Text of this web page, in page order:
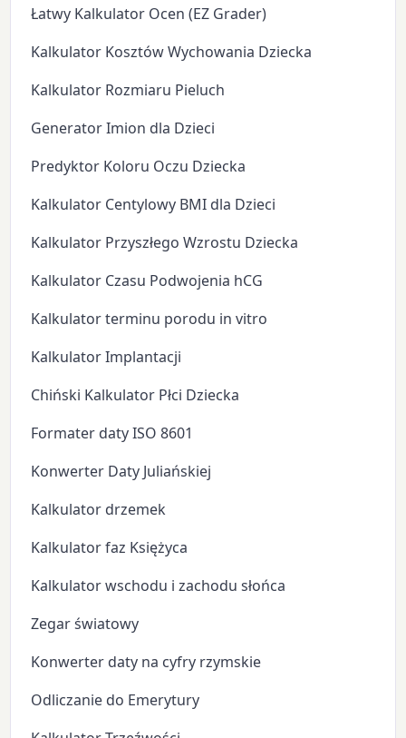
Łatwy Kalkulator Ocen (EZ Grader)
Kalkulator Kosztów Wychowania Dziecka
Kalkulator Rozmiaru Pieluch
Generator Imion dla Dzieci
Predyktor Koloru Oczu Dziecka
Kalkulator Centylowy BMI dla Dzieci
Kalkulator Przyszłego Wzrostu Dziecka
Kalkulator Czasu Podwojenia hCG
Kalkulator terminu porodu in vitro
Kalkulator Implantacji
Chiński Kalkulator Płci Dziecka
Formater daty ISO 8601
Konwerter Daty Juliańskiej
Kalkulator drzemek
Kalkulator faz Księżyca
Kalkulator wschodu i zachodu słońca
Zegar światowy
Konwerter daty na cyfry rzymskie
Odliczanie do Emerytury